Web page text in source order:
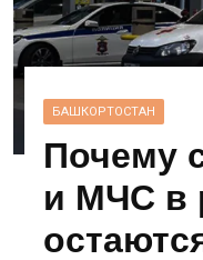
БАШКОРТОСТАН
Почему
и МЧС в